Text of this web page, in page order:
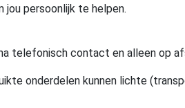
jou persoonlijk te helpen.
telefonisch contact en alleen op
onderdelen kunnen lichte